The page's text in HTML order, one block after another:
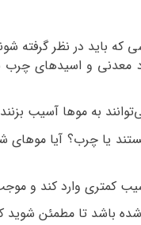
باید در نظر گرفته شوند
معدنی و اسیدهای
به موها آسیب
یا چرب؟ آیا
کمتری وارد کند و
باشد تا مطمئن شوید